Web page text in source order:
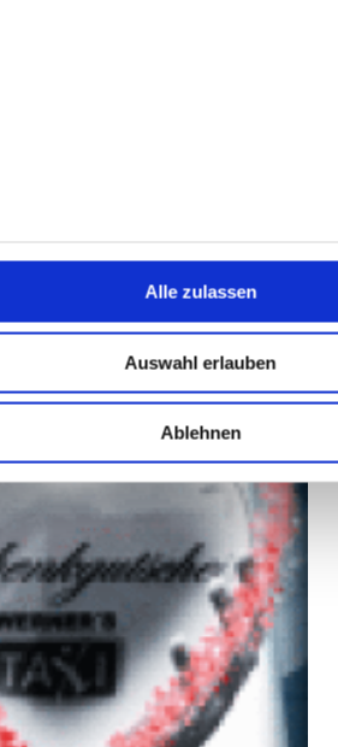
Alle zulassen
Auswahl erlauben
Ablehnen